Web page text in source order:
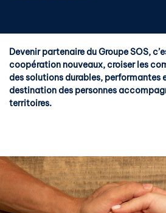
Devenir partenaire du Groupe SOS,
coopération nouveaux, croiser les
des solutions durables, performantes
destination des personnes
territoires.